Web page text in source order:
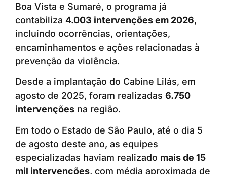
Boa Vista e Sumaré, o programa já
contabiliza 4.003 intervenções em 2026,
incluindo ocorrências, orientações,
encaminhamentos e ações relacionadas à
prevenção da violência.
Desde a implantação do Cabine Lilás, em
agosto de 2025, foram realizadas 6.750
intervenções na região.
Em todo o Estado de São Paulo, até o dia 5
de agosto deste ano, as equipes
especializadas haviam realizado mais de 15
mil intervenções, com média aproximada de